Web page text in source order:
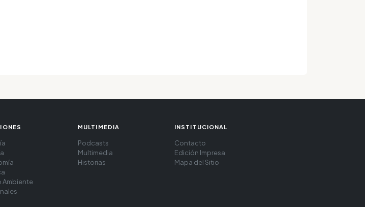
Ambiente
MULTIMEDIA
Podcasts
Multimedia
Historias
INSTITUCIONAL
Contacto
Edición Impresa
Mapa del Sitio